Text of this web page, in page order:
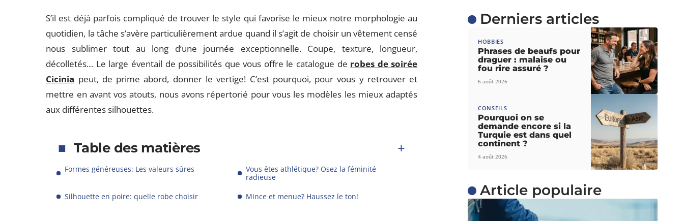
S’il est déjà parfois compliqué de trouver le style qui favorise le mieux notre morphologie au
quotidien, la tâche s’avère particulièrement ardue quand il s’agit de choisir un vêtement censé
nous sublimer tout au long d’une journée exceptionnelle. Coupe, texture, longueur,
décolletés… Le large éventail de possibilités que vous offre le catalogue de robes de soirée
Cicinia peut, de prime abord, donner le vertige! C’est pourquoi, pour vous y retrouver et
mettre en avant vos atouts, nous avons répertorié pour vous les modèles les mieux adaptés
aux différentes silhouettes.
Table des matières
Formes généreuses: Les valeurs sûres
Vous êtes athlétique? Osez la féminité
radieuse
Silhouette en poire: quelle robe choisir
Mince et menue? Haussez le ton!
Derniers articles
HOBBIES
Phrases de beaufs pour
draguer : malaise ou
fou rire assuré ?
6 août 2026
CONSEILS
Pourquoi on se
demande encore si la
Turquie est dans quel
continent ?
4 août 2026
Article populaire